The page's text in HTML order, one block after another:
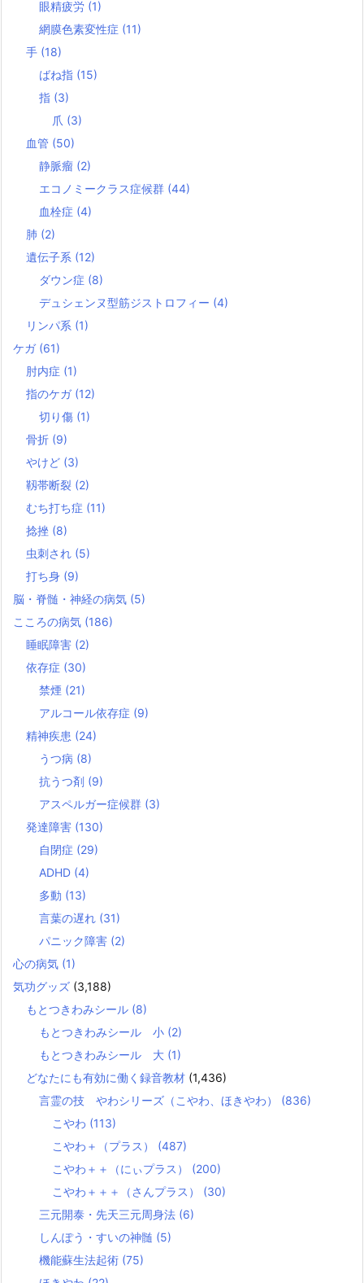
眼精疲労 (1)
網膜色素変性症 (11)
手 (18)
ばね指 (15)
指 (3)
爪 (3)
血管 (50)
静脈瘤 (2)
エコノミークラス症候群 (44)
血栓症 (4)
肺 (2)
遺伝子系 (12)
ダウン症 (8)
デュシェンヌ型筋ジストロフィー (4)
リンパ系 (1)
ケガ (61)
肘内症 (1)
指のケガ (12)
切り傷 (1)
骨折 (9)
やけど (3)
靱帯断裂 (2)
むち打ち症 (11)
捻挫 (8)
虫刺され (5)
打ち身 (9)
脳・脊髄・神経の病気 (5)
こころの病気 (186)
睡眠障害 (2)
依存症 (30)
禁煙 (21)
アルコール依存症 (9)
精神疾患 (24)
うつ病 (8)
抗うつ剤 (9)
アスペルガー症候群 (3)
発達障害 (130)
自閉症 (29)
ADHD (4)
多動 (13)
言葉の遅れ (31)
パニック障害 (2)
心の病気 (1)
気功グッズ (3,188)
もとつきわみシール (8)
もとつきわみシール 小 (2)
もとつきわみシール 大 (1)
どなたにも有効に働く録音教材 (1,436)
言霊の技 やわシリーズ（こやわ、ほきやわ） (836)
こやわ (113)
こやわ＋（プラス） (487)
こやわ＋＋（にぃプラス） (200)
こやわ＋＋＋（さんプラス） (30)
三元開泰・先天三元周身法 (6)
しんぽう・すいの神髄 (5)
機能蘇生法起術 (75)